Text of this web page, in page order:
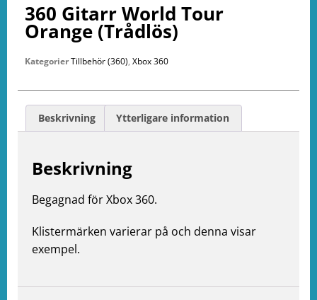
360 Gitarr World Tour
Orange (Trådlös)
KategorierTillbehör (360), Xbox 360
Beskrivning Ytterligare information
Beskrivning
Begagnad för Xbox 360.
Klistermärken varierar på och denna visar
exempel.